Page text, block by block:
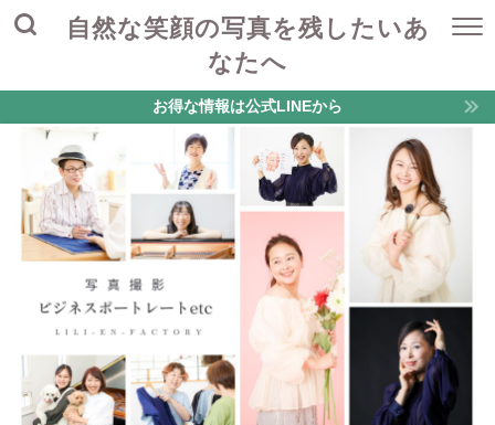
自然な笑顔の写真を残したいあ
なたへ
お得な情報は公式LINEから